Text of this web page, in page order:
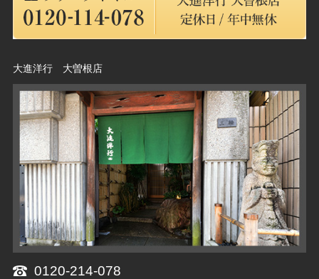
大進洋行 大曽根店
0120-214-078